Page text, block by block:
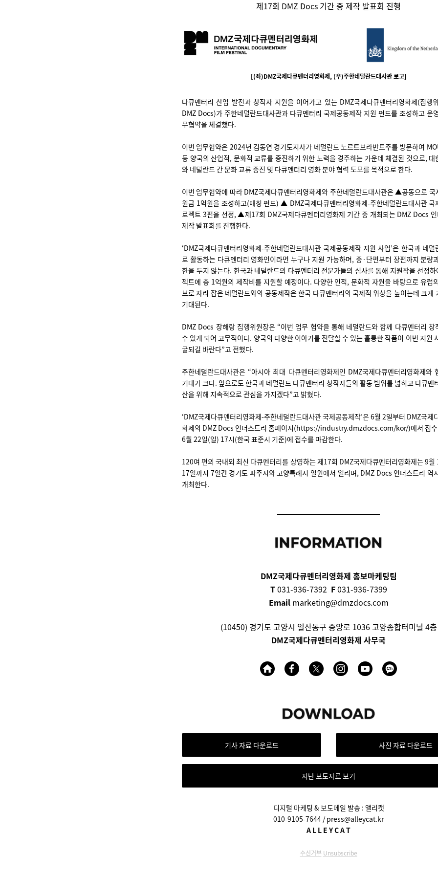
제17회 DMZ Docs 기간 중 제작 발표회 진행
[(좌)DMZ국제다큐멘터리영화제, (우)주한네덜란드대사관 로고]
다큐멘터리 산업 발전과 창작자 지원을 이어가고 있는 DMZ국제다큐멘터리영화제(집행
DMZ Docs)가 주한네덜란드대사관과 다큐멘터리 국제공동제작 지원 펀드를 조성하고 운
무협약을 체결했다.
이번 업무협약은 2024년 김동연 경기도지사가 네덜란드 노르트브라반트주를 방문하여
등 양국의 산업적, 문화적 교류를 증진하기 위한 노력을 경주하는 가운데 체결된 것으로, 대
와 네덜란드 간 문화 교류 증진 및 다큐멘터리 영화 분야 협력 도모를 목적으로 한다.
이번 업무협약에 따라 DMZ국제다큐멘터리영화제와 주한네덜란드대사관은 ▲공동으로 국
원금 1억원을 조성하고(매칭 펀드) ▲ DMZ국제다큐멘터리영화제-주한네덜란드대사관 국
로젝트 3편을 선정, ▲제17회 DMZ국제다큐멘터리영화제 기간 중 개최되는 DMZ Docs 인
제작 발표회를 진행한다.
‘DMZ국제다큐멘터리영화제-주한네덜란드대사관 국제공동제작 지원 사업’은 한국과 네덜
로 활동하는 다큐멘터리 영화인이라면 누구나 지원 가능하며, 중·단편부터 장편까지 분량
한을 두지 않는다. 한국과 네덜란드의 다큐멘터리 전문가들의 심사를 통해 지원작을 선정
젝트에 총 1억원의 제작비를 지원할 예정이다. 다양한 인적, 문화적 자원을 바탕으로 유럽
브로 자리 잡은 네덜란드와의 공동제작은 한국 다큐멘터리의 국제적 위상을 높이는데 크게
기대된다.
DMZ Docs 장해랑 집행위원장은 “이번 업무 협약을 통해 네덜란드와 함께 다큐멘터리 창
수 있게 되어 고무적이다. 양국의 다양한 이야기를 전달할 수 있는 훌륭한 작품이 이번 지원
굴되길 바란다”고 전했다.
주한네덜란드대사관은 “아시아 최대 다큐멘터리영화제인 DMZ국제다큐멘터리영화제와
기대가 크다. 앞으로도 한국과 네덜란드 다큐멘터리 창작자들의 활동 범위를 넓히고 다큐멘
산을 위해 지속적으로 관심을 가지겠다”고 밝혔다.
‘DMZ국제다큐멘터리영화제-주한네덜란드대사관 국제공동제작’은 6월 2일부터 DMZ국제
화제의 DMZ Docs 인더스트리 홈페이지(https://industry.dmzdocs.com/kor/)에서 접
6월 22일(일) 17시(한국 표준시 기준)에 접수를 마감한다.
120여 편의 국내외 최신 다큐멘터리를 상영하는 제17회 DMZ국제다큐멘터리영화제는 9월
17일까지 7일간 경기도 파주시와 고양특례시 일원에서 열리며, DMZ Docs 인더스트리 역
개최한다.
DMZ국제다큐멘터리영화제 홍보마케팅팀
T031-936-7392 F031-936-7399
Emailmarketing@dmzdocs.com
(10450) 경기도 고양시 일산동구 중앙로 1036 고양종합터미널 4층
DMZ국제다큐멘터리영화제 사무국
기사 자료 다운로드 사진 자료 다운로드
지난 보도자료 보기
디지털 마케팅 & 보도메일 발송 : 앨리캣
010-9105-7644 /press@alleycat.kr
A L L E Y C A T
수신거부 Unsubscribe